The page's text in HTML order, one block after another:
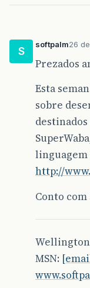
S
softpalm26
Prezados
Esta
sobre
linguagem
http://
Conto
MSN: